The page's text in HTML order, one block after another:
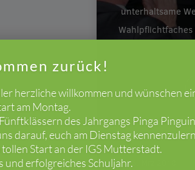
zurück!
herzliche willkommen und wünschen
am Montag.
des Jahrgangs Pinga
darauf, euch am Dienstag
Start an der IGS Mutterstadt.
und erfolgreiches Schuljahr.
unterhaltsame
Wahlpflichtfaches
26. Mrz 2018